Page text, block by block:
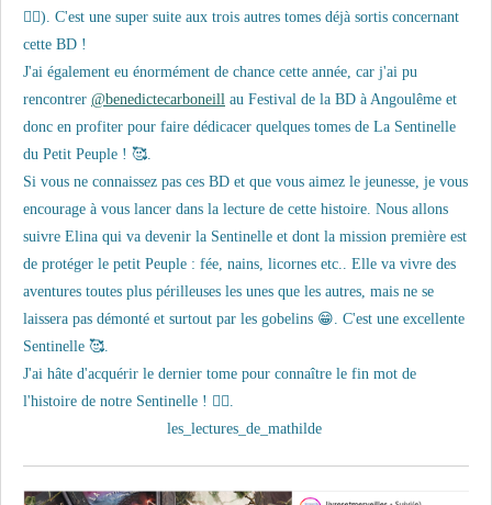
😮‍💨). C'est une super suite aux trois autres tomes déjà sortis concernant
cette BD !
J'ai également eu énormément de chance cette année, car j'ai pu
rencontrer @benedictecarboneill au Festival de la BD à Angoulême et
donc en profiter pour faire dédicacer quelques tomes de La Sentinelle
du Petit Peuple ! 🥰.
Si vous ne connaissez pas ces BD et que vous aimez le jeunesse, je vous
encourage à vous lancer dans la lecture de cette histoire. Nous allons
suivre Elina qui va devenir la Sentinelle et dont la mission première est
de protéger le petit Peuple : fée, nains, licornes etc.. Elle va vivre des
aventures toutes plus périlleuses les unes que les autres, mais ne se
laissera pas démonté et surtout par les gobelins 😁. C'est une excellente
Sentinelle 🥰.
J'ai hâte d'acquérir le dernier tome pour connaître le fin mot de
l'histoire de notre Sentinelle ! 🧚‍♀️.
les_lectures_de_mathilde